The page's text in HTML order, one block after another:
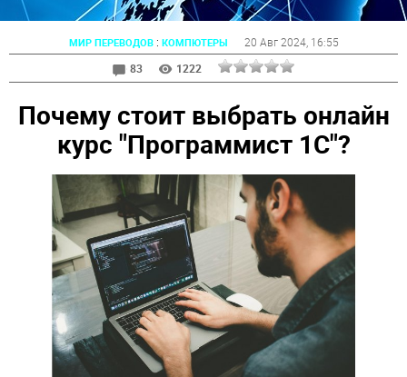
МИР ПЕРЕВОДОВ: КОМПЮТЕРЫ 20 Авг 2024, 16:55
83
1222
Почему стоит выбрать онлайн
курс "Программист 1С"?